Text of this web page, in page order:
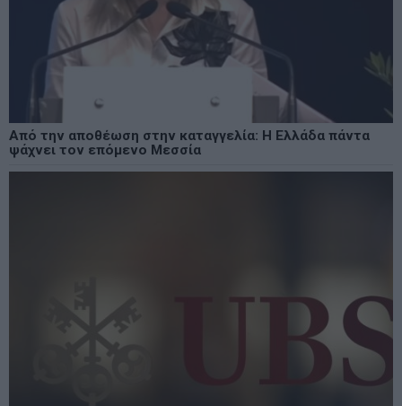
Από την αποθέωση στην καταγγελία: Η Ελλάδα πάντα
ψάχνει τον επόμενο Μεσσία